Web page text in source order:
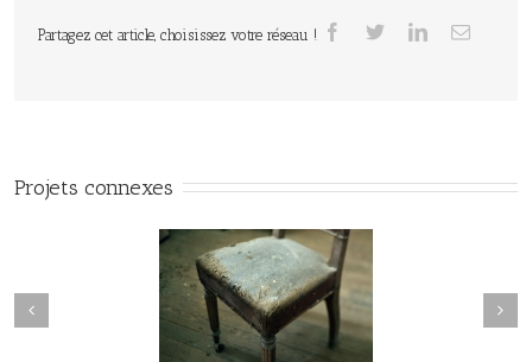
Partagez cet article, choisissez votre réseau !
Projets connexes
manderley#015